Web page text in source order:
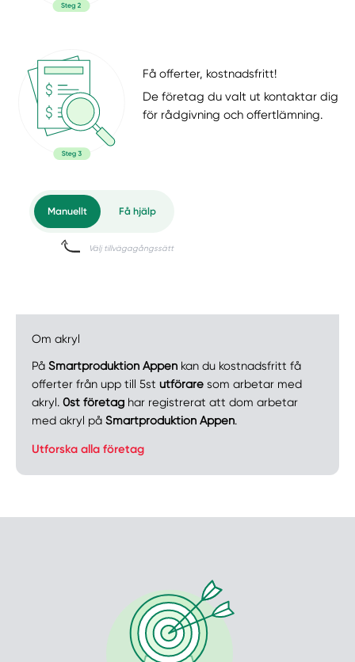
Få offerter, kostnadsfritt!
De företag du valt ut kontaktar dig
för rådgivning och offertlämning.
Om akryl
PåSmartproduktion Appen kan du kostnadsfritt få
offerter från upp till 5stutförare som arbetar med
akryl.0st företag har registrerat att dom arbetar
med akryl påSmartproduktion Appen.
Utforska alla företag